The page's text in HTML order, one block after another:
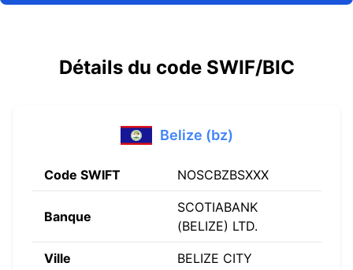
Détails du code SWIF/BIC
Belize (bz)
Code SWIFT NOSCBZBSXXX
Banque
SCOTIABANK
(BELIZE) LTD.
Ville BELIZE CITY